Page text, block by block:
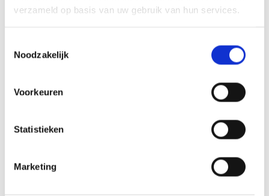
verzameld op basis van uw gebruik van hun services.
Noodzakelijk
Voorkeuren
Statistieken
Marketing
bekijken.
de organisatie, de taken, verantwoordelijkheden
en bevoegdheden met betrekking tot
Bekijk hier het plan zoals vastgesteld door het